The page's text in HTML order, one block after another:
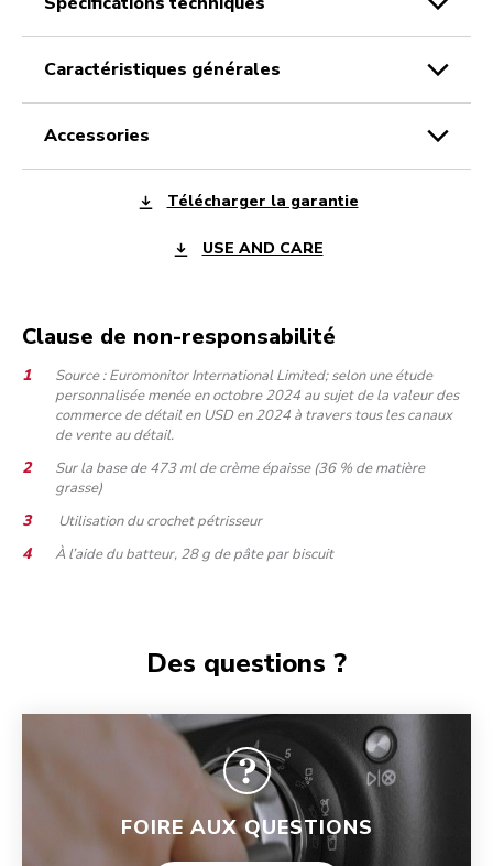
caractéristiques générales
accessories
Télécharger la garantie
USE AND CARE
Clause de non-responsabilité
Source : Euromonitor International Limited; selon une étude
personnalisée menée en octobre 2024 au sujet de la valeur des
commerce de détail en USD en 2024 à travers tous les canaux
de vente au détail.
Sur la base de 473 ml de crème épaisse (36 % de matière
grasse)
Utilisation du crochet pétrisseur
À l’aide du batteur, 28 g de pâte par biscuit
Des questions ?
FOIRE AUX QUESTIONS